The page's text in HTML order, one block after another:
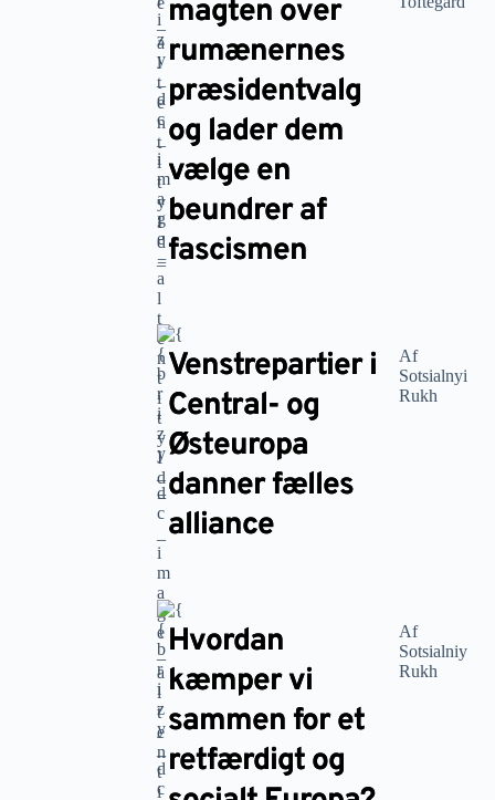
magten over
rumænernes
præsidentvalg
og lader dem
vælge en
beundrer af
fascismen
Venstrepartier i
Central- og
Østeuropa
danner fælles
alliance
Af
Sotsialnyi
Rukh
Hvordan
kæmper vi
sammen for et
retfærdigt og
Af
Sotsіalniy
Rukh